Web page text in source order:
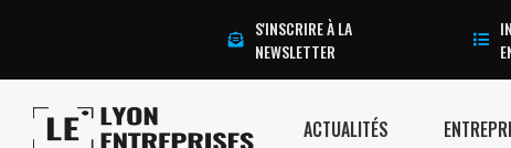
S'INSCRIRE À LA
NEWSLETTER
ACTUALITÉS